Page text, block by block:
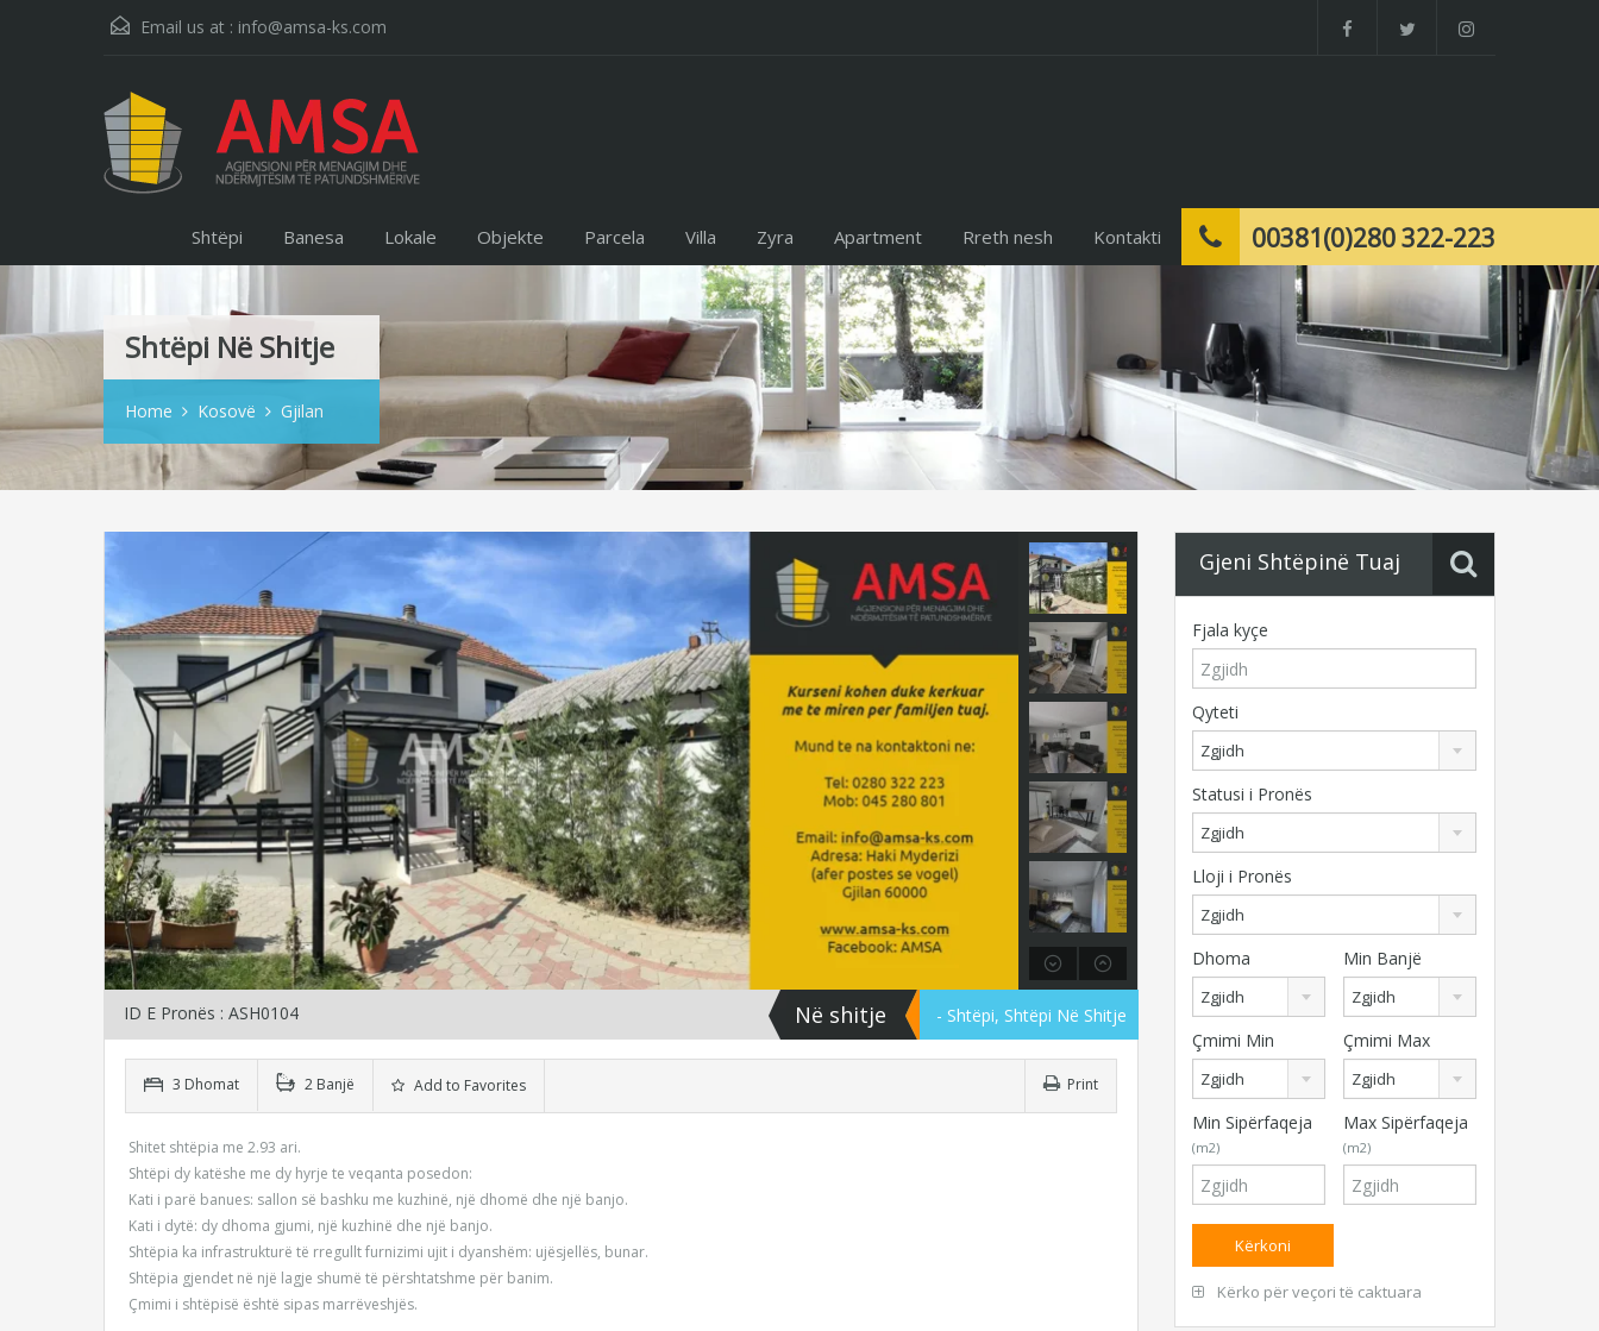
Email us at : info@amsa-ks.com
00381(0)280 322-223
Shtëpi Banesa Lokale Objekte Parcela Villa Zyra Apartment Rreth nesh Kontakti
Shtëpi Në Shitje
Home Kosovë Gjilan
ID E Pronës : ASH0104 Në shitje - Shtëpi, Shtëpi Në Shitje
3 Dhomat 2 Banjë Add to Favorites Print
Shitet shtëpia me 2.93 ari.
Shtëpi dy katëshe me dy hyrje te veqanta posedon:
Kati i parë banues: sallon së bashku me kuzhinë, një dhomë dhe një banjo.
Kati i dytë: dy dhoma gjumi, një kuzhinë dhe një banjo.
Shtëpia ka infrastrukturë të rregullt furnizimi ujit i dyanshëm: ujësjellës, bunar.
Shtëpia gjendet në një lagje shumë të përshtatshme për banim.
Çmimi i shtëpisë është sipas marrëveshjës.
Gjeni Shtëpinë Tuaj
Fjala kyçe
Qyteti
Zgjidh
Statusi i Pronës
Zgjidh
Lloji i Pronës
Zgjidh
Dhoma
Zgjidh
Min Banjë
Zgjidh
Çmimi Min
Zgjidh
Çmimi Max
Zgjidh
Min Sipërfaqeja
(m2)
Max Sipërfaqeja
(m2)
Kërko për veçori të caktuara